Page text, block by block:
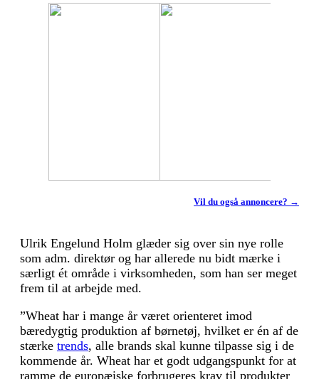
Vil du også annoncere? →
Ulrik Engelund Holm glæder sig over sin nye rolle
som adm. direktør og har allerede nu bidt mærke i
særligt ét område i virksomheden, som han ser meget
frem til at arbejde med.
”Wheat har i mange år været orienteret imod
bæredygtig produktion af børnetøj, hvilket er én af de
stærke trends, alle brands skal kunne tilpasse sig i de
kommende år. Wheat har et godt udgangspunkt for at
ramme de europæiske forbrugeres krav til produkter